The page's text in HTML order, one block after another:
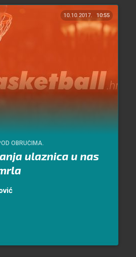
10.10.2017. 10:55
OBRUČIMA.
ulaznica u nas